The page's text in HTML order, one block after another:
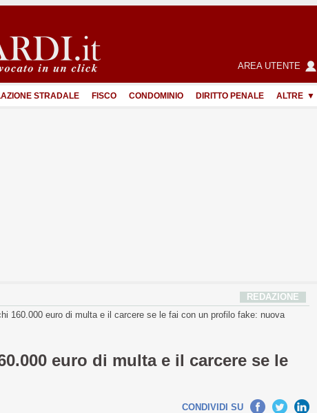
AREA UTENTE
STRADALE FISCO CONDOMINIO DIRITTO PENALE ALTRE
REDAZIONE
160.000 euro di multa e il carcere se le fai con un profilo fake: nuova
euro di multa e il carcere se le
CONDIVIDI SU